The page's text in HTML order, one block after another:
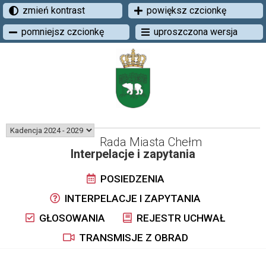
zmień kontrast
powiększ czcionkę
pomniejsz czcionkę
uproszczona wersja
Rada Miasta Chełm
Interpelacje i zapytania
POSIEDZENIA
INTERPELACJE I ZAPYTANIA
GŁOSOWANIA
REJESTR UCHWAŁ
TRANSMISJE Z OBRAD